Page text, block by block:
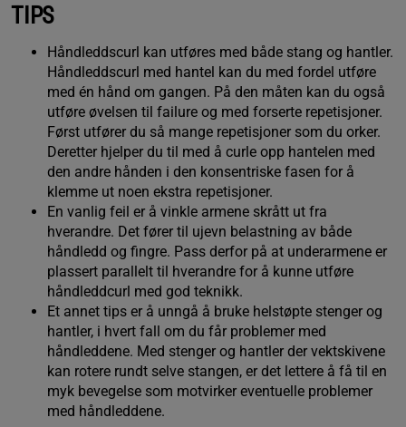
TIPS
Håndleddscurl kan utføres med både stang og hantler.
Håndleddscurl med hantel kan du med fordel utføre
med én hånd om gangen. På den måten kan du også
utføre øvelsen til failure og med forserte repetisjoner.
Først utfører du så mange repetisjoner som du orker.
Deretter hjelper du til med å curle opp hantelen med
den andre hånden i den konsentriske fasen for å
klemme ut noen ekstra repetisjoner.
En vanlig feil er å vinkle armene skrått ut fra
hverandre. Det fører til ujevn belastning av både
håndledd og fingre. Pass derfor på at underarmene er
plassert parallelt til hverandre for å kunne utføre
håndleddcurl med god teknikk.
Et annet tips er å unngå å bruke helstøpte stenger og
hantler, i hvert fall om du får problemer med
håndleddene. Med stenger og hantler der vektskivene
kan rotere rundt selve stangen, er det lettere å få til en
myk bevegelse som motvirker eventuelle problemer
med håndleddene.